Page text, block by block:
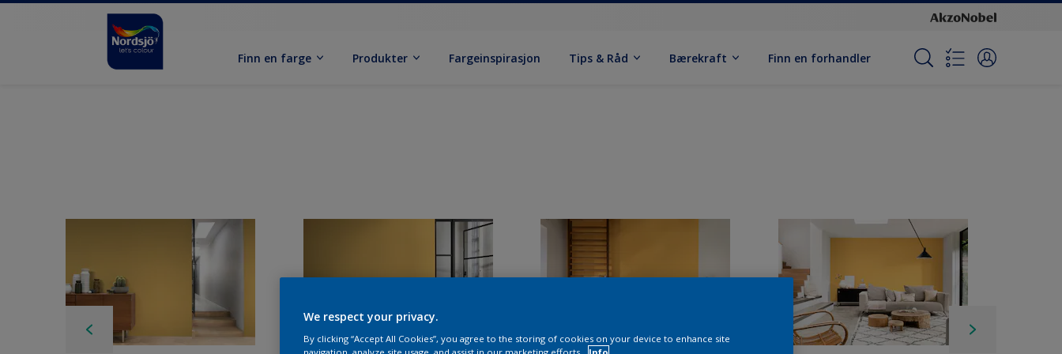
Finn en farge Produkter Fargeinspirasjon Tips & Råd Bærekraft Finn en forhandler
We respect your privacy.
By clicking “Accept All Cookies”, you agree to the storing of cookies on your device to enhance site